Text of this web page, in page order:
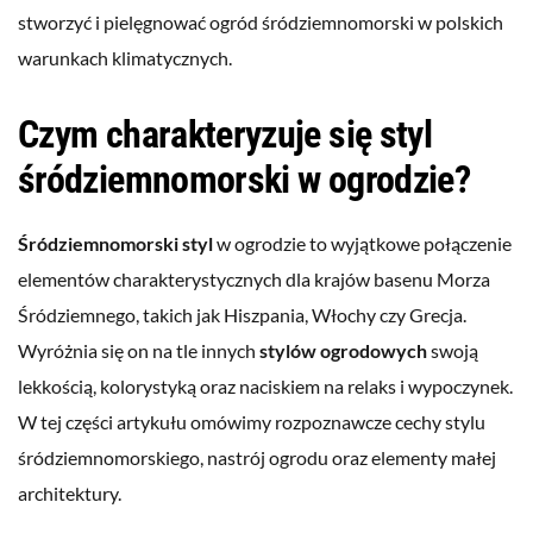
stworzyć i pielęgnować ogród śródziemnomorski w polskich
warunkach klimatycznych.
Czym charakteryzuje się styl
śródziemnomorski w ogrodzie?
Śródziemnomorski stylw ogrodzie to wyjątkowe połączenie
elementów charakterystycznych dla krajów basenu Morza
Śródziemnego, takich jak Hiszpania, Włochy czy Grecja.
Wyróżnia się on na tle innych stylów ogrodowychswoją
lekkością, kolorystyką oraz naciskiem na relaks i wypoczynek.
W tej części artykułu omówimy rozpoznawcze cechy stylu
śródziemnomorskiego, nastrój ogrodu oraz elementy małej
architektury.